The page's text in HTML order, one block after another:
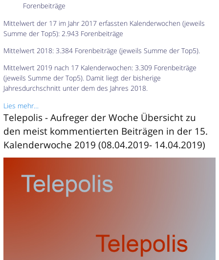
Forenbeiträge
Mittelwert der 17 im Jahr 2017 erfassten Kalenderwochen (jeweils
Summe der Top5): 2.943 Forenbeiträge
Mittelwert 2018: 3.384 Forenbeiträge (jeweils Summe der Top5).
Mittelwert 2019 nach 17 Kalenderwochen: 3.309 Forenbeiträge
(jeweils Summe der Top5). Damit liegt der bisherige
Jahresdurchschnitt unter dem des Jahres 2018.
Lies mehr…
Telepolis - Aufreger der Woche Übersicht zu
den meist kommentierten Beiträgen in der 15.
Kalenderwoche 2019 (08.04.2019- 14.04.2019)